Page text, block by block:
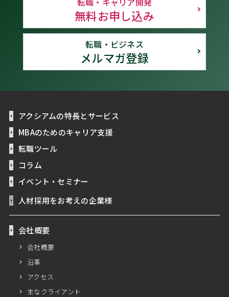
無料お申し込み
転職・ビジネス
メルマガ登録
アクシアムの特長とサービス
MBAのためのキャリア支援
転職ツール
コラム
イベント・セミナー
人材採用をお考えの企業様
会社概要
会社概要
沿革
アクセス
主なクライアント